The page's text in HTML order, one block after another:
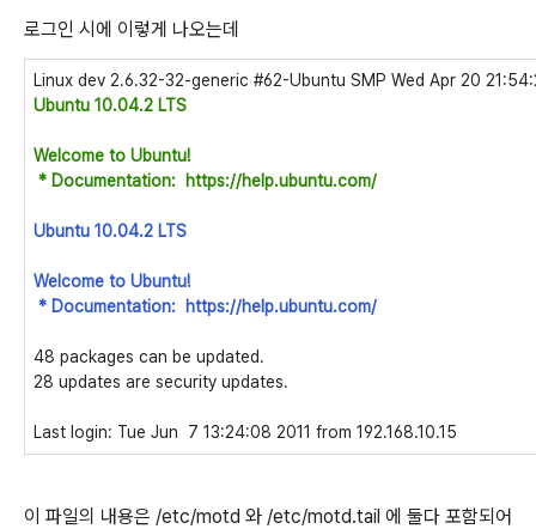
로그인 시에 이렇게 나오는데
Linux dev 2.6.32-32-generic #62-Ubuntu SMP Wed Apr 20
Ubuntu 10.04.2 LTS
Welcome to Ubuntu!
* Documentation: https://help.ubuntu.com/
Ubuntu 10.04.2 LTS
Welcome to Ubuntu!
* Documentation: https://help.ubuntu.com/
48 packages can be updated.
28 updates are security updates.
Last login: Tue Jun 7 13:24:08 2011 from 192.168.10.15
이 파일의 내용은 /etc/motd 와 /etc/motd.tail 에 둘다 포함되어